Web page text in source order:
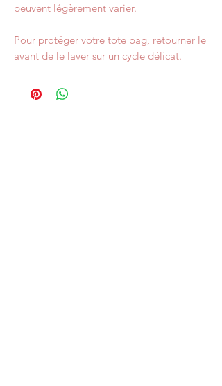
peuvent légèrement varier.
Pour protéger votre tote bag, retourner le
avant de le laver sur un cycle délicat.